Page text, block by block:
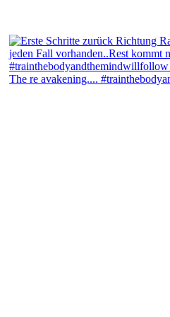
The re avakening....